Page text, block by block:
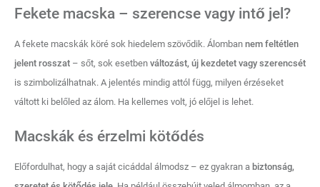
Fekete macska – szerencse vagy intő jel?
A fekete macskák köré sok hiedelem szövődik. Álomban nem feltétlen
jelent rosszat – sőt, sok esetben változást, új kezdetet vagy szerencsét
is szimbolizálhatnak. A jelentés mindig attól függ, milyen érzéseket
váltott ki belőled az álom. Ha kellemes volt, jó előjel is lehet.
Macskák és érzelmi kötődés
Előfordulhat, hogy a saját cicáddal álmodsz – ez gyakran a biztonság,